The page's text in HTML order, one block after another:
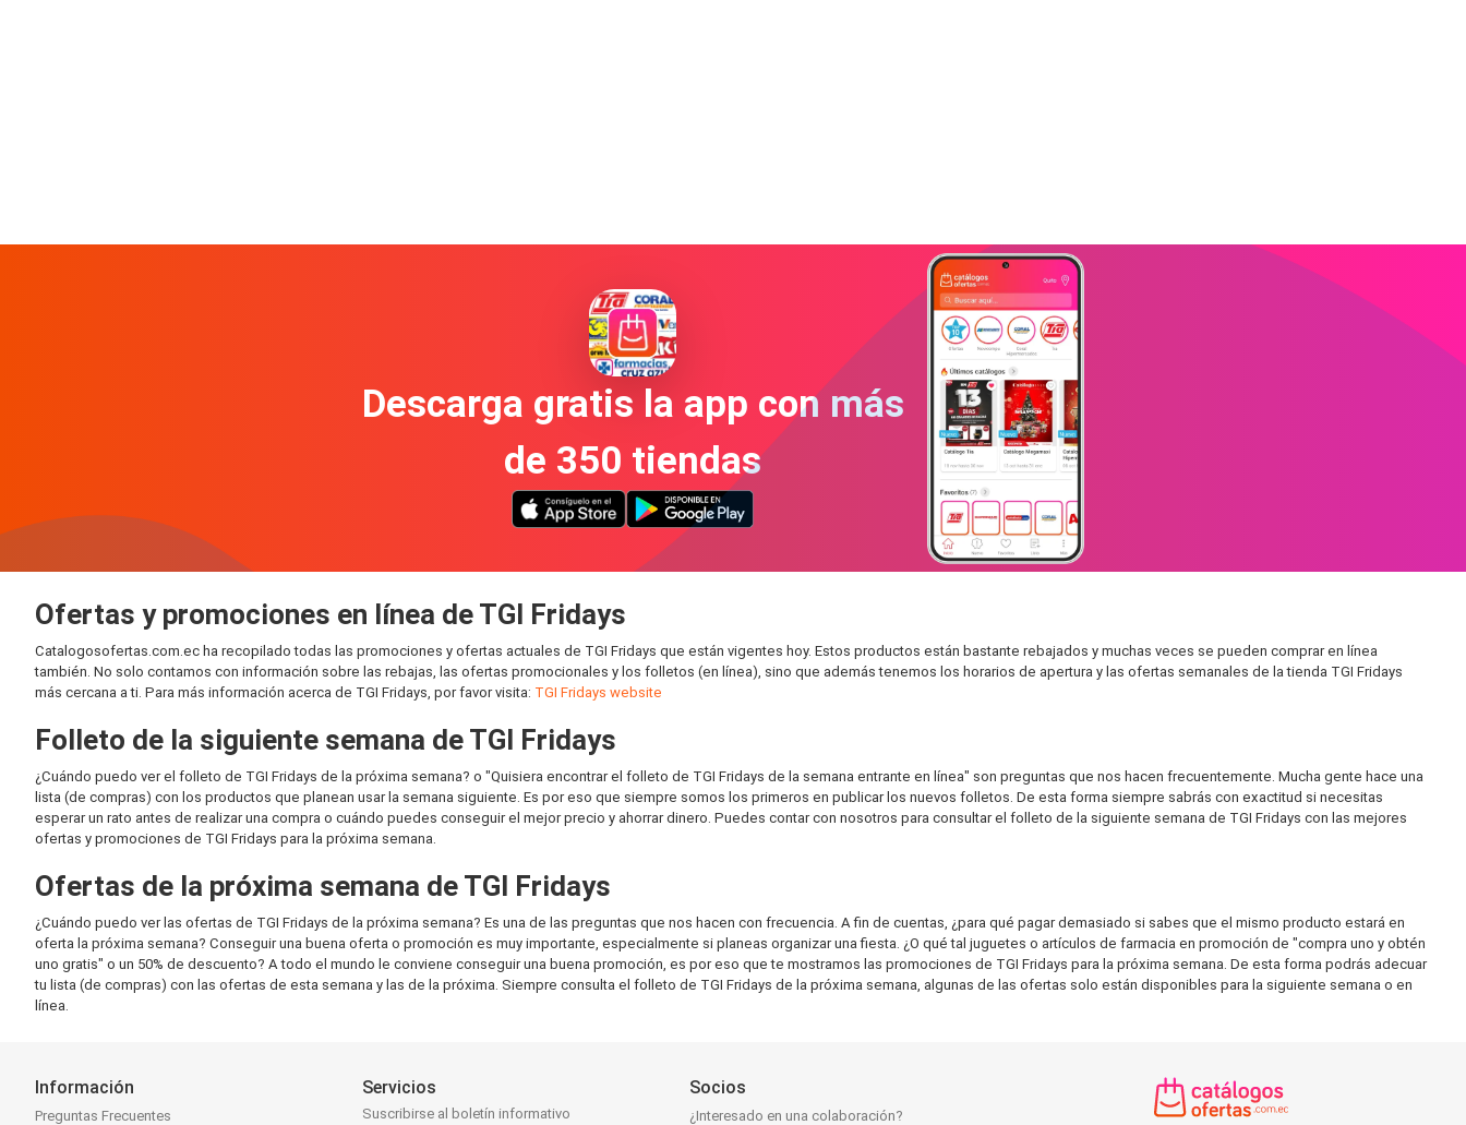
Descarga gratis la app con más
de 350 tiendas
Ofertas y promociones en línea de TGI Fridays
Catalogosofertas.com.ec ha recopilado todas las promociones y ofertas actuales de TGI Fridays que están vigentes hoy. Estos productos están bastante rebajados y muchas veces se pueden comprar en línea
también. No solo contamos con información sobre las rebajas, las ofertas promocionales y los folletos (en línea), sino que además tenemos los horarios de apertura y las ofertas semanales de la tienda TGI Fridays
más cercana a ti. Para más información acerca de TGI Fridays, por favor visita: TGI Fridays website
Folleto de la siguiente semana de TGI Fridays
¿Cuándo puedo ver el folleto de TGI Fridays de la próxima semana? o "Quisiera encontrar el folleto de TGI Fridays de la semana entrante en línea" son preguntas que nos hacen frecuentemente. Mucha gente hace una
lista (de compras) con los productos que planean usar la semana siguiente. Es por eso que siempre somos los primeros en publicar los nuevos folletos. De esta forma siempre sabrás con exactitud si necesitas
esperar un rato antes de realizar una compra o cuándo puedes conseguir el mejor precio y ahorrar dinero. Puedes contar con nosotros para consultar el folleto de la siguiente semana de TGI Fridays con las mejores
ofertas y promociones de TGI Fridays para la próxima semana.
Ofertas de la próxima semana de TGI Fridays
¿Cuándo puedo ver las ofertas de TGI Fridays de la próxima semana? Es una de las preguntas que nos hacen con frecuencia. A fin de cuentas, ¿para qué pagar demasiado si sabes que el mismo producto estará en
oferta la próxima semana? Conseguir una buena oferta o promoción es muy importante, especialmente si planeas organizar una fiesta. ¿O qué tal juguetes o artículos de farmacia en promoción de "compra uno y obtén
uno gratis" o un 50% de descuento? A todo el mundo le conviene conseguir una buena promoción, es por eso que te mostramos las promociones de TGI Fridays para la próxima semana. De esta forma podrás adecuar
tu lista (de compras) con las ofertas de esta semana y las de la próxima. Siempre consulta el folleto de TGI Fridays de la próxima semana, algunas de las ofertas solo están disponibles para la siguiente semana o en
línea.
Información
Preguntas Frecuentes
Servicios
Suscribirse al boletín informativo
Socios
¿Interesado en una colaboración?